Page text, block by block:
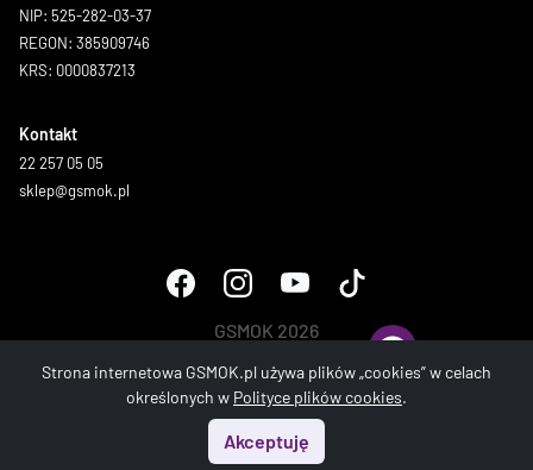
Szukaj
NIP: 525-282-03-37
REGON: 385909746
KRS: 0000837213
Kontakt
22 257 05 05
sklep@gsmok.pl
GSMOK 2026
Strona internetowa GSMOK.pl używa plików „cookies” w celach
określonych w Polityce plików cookies.
Akceptuję